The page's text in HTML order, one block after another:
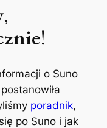
!
o Suno
poradnik,
po Suno i jak